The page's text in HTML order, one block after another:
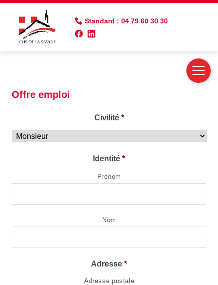
Standard : 04 79 60 30 30
Postuler à l'annonce :
Offre emploi
Civilité *
Identité *
Prénom
Nom
Adresse *
Adresse postale